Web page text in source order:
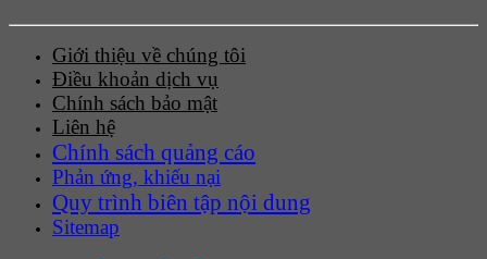
Giới thiệu về chúng tôi
Điều khoản dịch vụ
Chính sách bảo mật
Liên hệ
Chính sách quảng cáo
Phản ứng, khiếu nại
Quy trình biên tập nội dung
Sitemap